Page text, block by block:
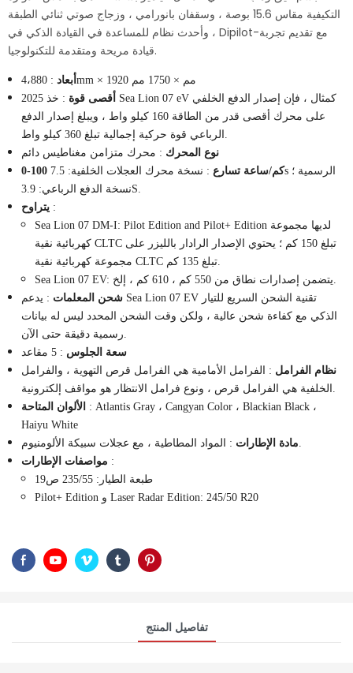
التكيفية مقاس 15.6 بوصة ، وسقفان بانورامي ، وزجاج صوتي ثنائي الطبقة
، وأحدث نظام للمساعدة في القيادة الذكي في Dipilot-مع تقديم تجربة
قيادة مريحة ومتقدمة للتكنولوجيا.
أبعاد
: 4،880mm × 1920 مم × 1750 مم
أقصى قوة
: خذ 2025 Sea Lion 07 eV كمثال ، فإن إصدار الدفع الخلفي
على محرك أقصى قدر من الطاقة 160 كيلو واط ، ويبلغ إصدار الدفع
الرباعي قوة حركية إجمالية تبلغ 360 كيلو واط.
نوع المحرك : محرك متزامن مغناطيس دائم
0-100 كم/ساعة تسارع
: نسخة محرك العجلات الخلفية: 7.5s الرسمية ؛
نسخة الدفع الرباعي: 3.9S.
يتراوح :
Sea Lion 07 DM-I: Pilot Edition and Pilot+ Edition لديها مجموعة
كهربائية نقية CLTC تبلغ 150 كم ؛ يحتوي الإصدار الرادار بالليزر على
مجموعة كهربائية نقية CLTC تبلغ 135 كم.
Sea Lion 07 EV: يتضمن إصدارات نطاق من 550 كم ، 610 كم ، إلخ.
شحن المعلمات : يدعم Sea Lion 07 EV تقنية الشحن السريع للتيار
الذكي مع كفاءة شحن عالية ، ولكن وقت الشحن المحدد ليس له بيانات
رسمية دقيقة حتى الآن.
سعة الجلوس : 5 مقاعد
نظام الفرامل : الفرامل الأمامية هي الفرامل قرص التهوية ، والفرامل
الخلفية هي الفرامل قرص ، ونوع فرامل الانتظار هو مواقف إلكترونية.
: Atlantis Gray ، Cangyan Color ، Blackian Black ،
Haiyu White
مادة الإطارات: المواد المطاطية ، مع عجلات سبيكة الألومنيوم.
:
طبعة الطيار: 235/55 ص19
Pilot+ Edition و Laser Radar Edition: 245/50 R20
تفاصيل المنتج